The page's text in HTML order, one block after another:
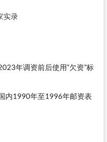
实录
年调资前后使用“欠资”标
内1990年至1996年邮资表